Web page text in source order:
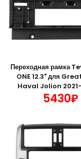
Переходная рамка
ONE 12.3" для
Haval Jolion
5430₽